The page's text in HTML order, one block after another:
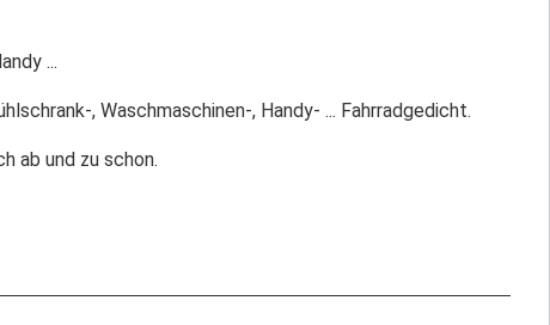
...
, Waschmaschinen-, Handy- ... Fahrradgedicht.
ab und zu schon.